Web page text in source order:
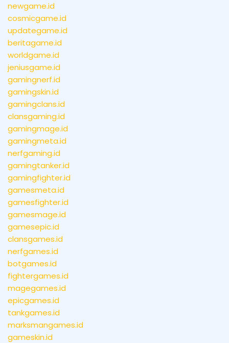
newgame.id
cosmicgame.id
updategame.id
beritagame.id
worldgame.id
jeniusgame.id
gamingnerf.id
gamingskin.id
gamingclans.id
clansgaming.id
gamingmage.id
gamingmeta.id
nerfgaming.id
gamingtanker.id
gamingfighter.id
gamesmeta.id
gamesfighter.id
gamesmage.id
gamesepic.id
clansgames.id
nerfgames.id
botgames.id
fightergames.id
magegames.id
epicgames.id
tankgames.id
marksmangames.id
gameskin.id